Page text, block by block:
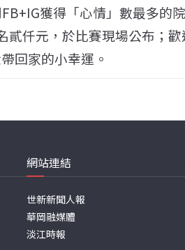
獲得「心情」數最多的
貳仟元，於比賽現場公布；
回家的小幸運。
網站連結
世新新聞人報
華岡融媒體
淡江時報